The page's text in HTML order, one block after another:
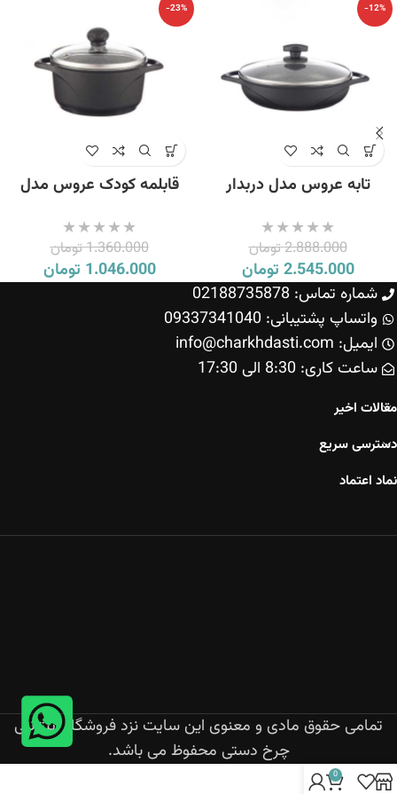
-12%
تابه عروس مدل دربدار
2.888.000تومان
2.545.000 تومان
-23%
قابلمه کودک عروس مدل
1.360.000تومان
1.046.000 تومان
شماره تماس: 02188735878
واتساپ پشتیبانی: 09337341040
ایمیل: info@charkhdasti.com
ساعت کاری: 8:30 الی 17:30
مقالات اخیر
دسترسی سریع
نماد اعتماد
تمامی حقوق مادی و معنوی این سایت نزد فروشگاه اینترنتی
چرخ دستی محفوظ می باشد.
0